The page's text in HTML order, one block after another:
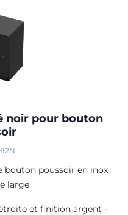
noir pour bouton
poussoir en inox
large
et finition argent -